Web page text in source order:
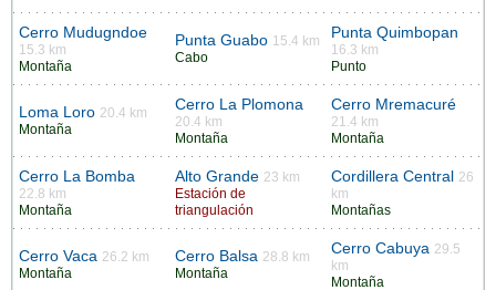
Cerro Mudugndoe
15.3 km
Montaña
Punta Guabo 15.4 km
Cabo
Punta Quimbopan
16.3 km
Punto
Loma Loro 20.4 km
Montaña
Cerro La Plomona
20.4 km
Montaña
Cerro Mremacuré
21.4 km
Montaña
Cerro La Bomba
22.8 km
Montaña
Alto Grande 23 km
Estación de
triangulación
Cordillera Central
26
km
Montañas
Cerro Vaca 26.2 km
Montaña
Cerro Balsa 28.8 km
Montaña
Cerro Cabuya 29.5
km
Montaña